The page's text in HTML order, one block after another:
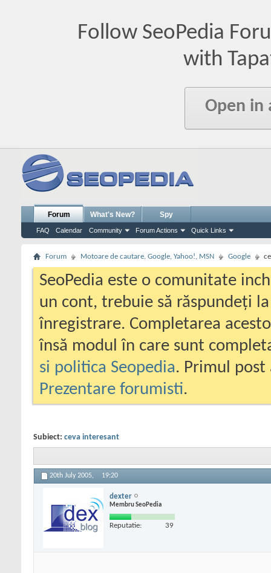
Follow SeoPedia
with
Open in
Forum
FAQ Calendar Community Forum Actions Quick Links
What's New? Spy
Forum Motoare de cautare. Google, Yahoo!, MSN Google
SeoPedia este o comunitate
un cont, trebuie să răspundeți
înregistrare. Completarea
însă modul în care sunt
si politica Seopedia. Primul
Prezentare forumisti.
Subiect: ceva interesant
20th July 2005, 19:20
dexter
Membru SeoPedia
Reputatie: 39